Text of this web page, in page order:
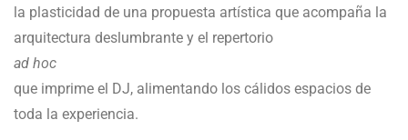
la plasticidad de una propuesta artística que acompaña la
arquitectura deslumbrante y el repertorio
ad hoc
que imprime el DJ, alimentando los cálidos espacios de
toda la experiencia.